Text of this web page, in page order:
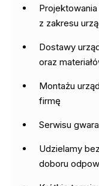
z zakresu
Dostawy
oraz
Montażu
firmę
Serwisu
Udzielamy
doboru